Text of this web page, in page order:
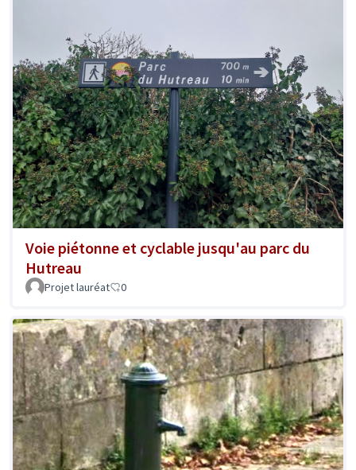
Voie piétonne et cyclable jusqu'au parc du
Hutreau
Projet lauréat 0